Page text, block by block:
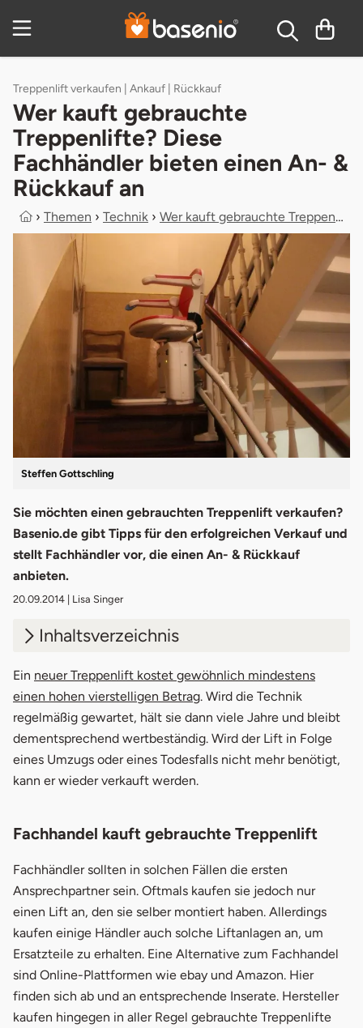
Inhaltsverzeichnis
Treppenlift verkaufen | Ankauf | Rückkauf
Wer kauft gebrauchte
Treppenlifte? Diese
Fachhändler bieten einen An- &
Rückkauf an
› Themen › Technik › Wer kauft gebrauchte Treppenlifte? ...
Steffen Gottschling
Sie möchten einen gebrauchten Treppenlift verkaufen?
Basenio.de gibt Tipps für den erfolgreichen Verkauf und
stellt Fachhändler vor, die einen An- & Rückkauf
anbieten.
20.09.2014 | Lisa Singer
Inhaltsverzeichnis
1. Fachhandel kauft gebrauchte Treppenlift
2.
Treppenlift ankaufen & verkaufen
Ein neuer Treppenlift kostet gewöhnlich mindestens
einen hohen vierstelligen Betrag. Wird die Technik
regelmäßig gewartet, hält sie dann viele Jahre und bleibt
dementsprechend wertbeständig. Wird der Lift in Folge
eines Umzugs oder eines Todesfalls nicht mehr benötigt,
kann er wieder verkauft werden.
Fachhandel kauft gebrauchte Treppenlift
Fachhändler sollten in solchen Fällen die ersten
Ansprechpartner sein. Oftmals kaufen sie jedoch nur
einen Lift an, den sie selber montiert haben. Allerdings
kaufen einige Händler auch solche Liftanlagen an, um
Ersatzteile zu erhalten. Eine Alternative zum Fachhandel
sind Online-Plattformen wie ebay und Amazon. Hier
finden sich ab und an entsprechende Inserate. Hersteller
kaufen hingegen in aller Regel gebrauchte Treppenlifte